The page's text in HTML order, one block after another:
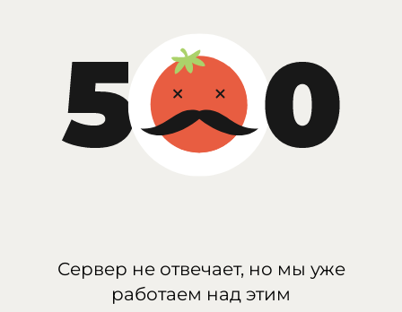
Сервер не отвечает, но мы уже
работаем над этим